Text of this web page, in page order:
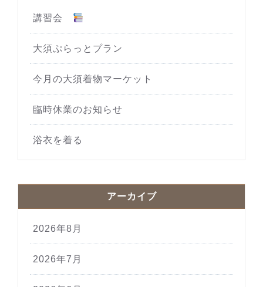
講習会
大須ぷらっとプラン
今月の大須着物マーケット
臨時休業のお知らせ
浴衣を着る
アーカイブ
2026年8月
2026年7月